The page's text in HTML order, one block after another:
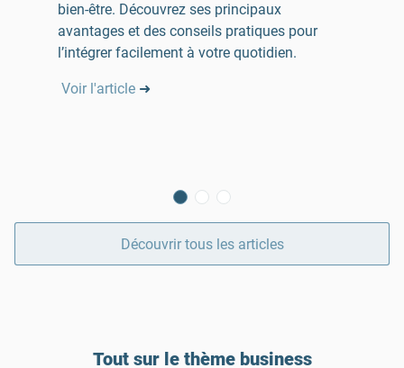
bien-être. Découvrez ses principaux
avantages et des conseils pratiques pour
l’intégrer facilement à votre quotidien.
Voir l'article ➜
Découvrir tous les articles
Tout sur le thème business